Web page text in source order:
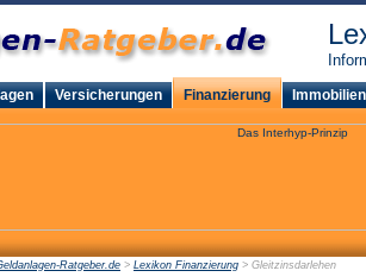
Versicherungen Finanzierung Immobilien
Ratgeber.de > Lexikon Finanzierung > Gleitzinsdarlehen